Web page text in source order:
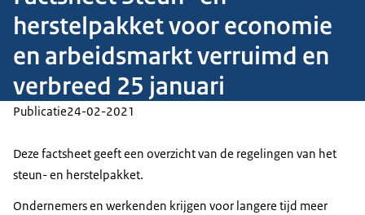
herstelpakket voor economie
en arbeidsmarkt verruimd en
verbreed 25 januari
Publicatie24-02-2021
Deze factsheet geeft een overzicht van de regelingen van het
steun- en herstelpakket.
Ondernemers en werkenden krijgen voor langere tijd meer